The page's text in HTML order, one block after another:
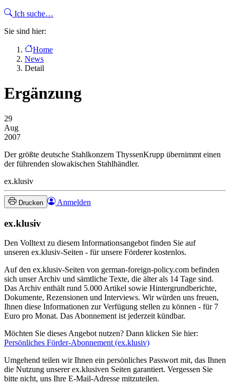
Ich suche…
Sie sind hier:
Home
News
Detail
Ergänzung
29
Aug
2007
Der größte deutsche Stahlkonzern ThyssenKrupp übernimmt einen
der führenden slowakischen Stahlhändler.
ex.klusiv
Drucken Anmelden
ex.klusiv
Den Volltext zu diesem Informationsangebot finden Sie auf
unseren ex.klusiv-Seiten - für unsere Förderer kostenlos.
Auf den ex.klusiv-Seiten von german-foreign-policy.com befinden
sich unser Archiv und sämtliche Texte, die älter als 14 Tage sind.
Das Archiv enthält rund 5.000 Artikel sowie Hintergrundberichte,
Dokumente, Rezensionen und Interviews. Wir würden uns freuen,
Ihnen diese Informationen zur Verfügung stellen zu können - für 7
Euro pro Monat. Das Abonnement ist jederzeit kündbar.
Möchten Sie dieses Angebot nutzen? Dann klicken Sie hier:
Persönliches Förder-Abonnement (ex.klusiv)
Umgehend teilen wir Ihnen ein persönliches Passwort mit, das Ihnen
die Nutzung unserer ex.klusiven Seiten garantiert. Vergessen Sie
bitte nicht, uns Ihre E-Mail-Adresse mitzuteilen.